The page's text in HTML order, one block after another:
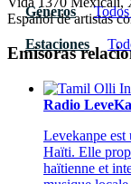
Géneros
Estaciones
Español de artistas
Emisoras
Radio
Levekanpe est
Haïti. Elle
haïtienne et